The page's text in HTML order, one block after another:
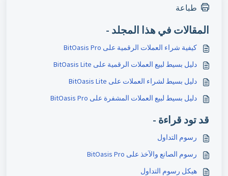
طباعة
المقالات في هذا المجلد -
كيفية شراء العملات الرقمية على BitOasis Pro
دليل بسيط لبيع العملات الرقمية على BitOasis Lite
دليل بسيط لشراء العملات على BitOasis Lite
دليل بسيط لبيع العملات المشفرة على BitOasis Pro
قد تود قراءة -
رسوم التداول
رسوم الصانع والآخذ على BitOasis Pro
هيكل رسوم التداول